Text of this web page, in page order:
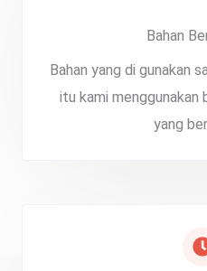
Bahan
Bahan yang di gunakan
itu kami menggunakan
yang